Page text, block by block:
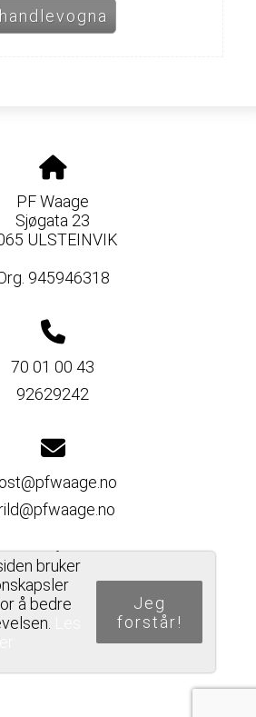
PF Waage
Sjøgata 23
ULSTEINVIK
945946318
70 01 00 43
92629242
Del nettside
bruker
å bedre
Jeg
forstår!